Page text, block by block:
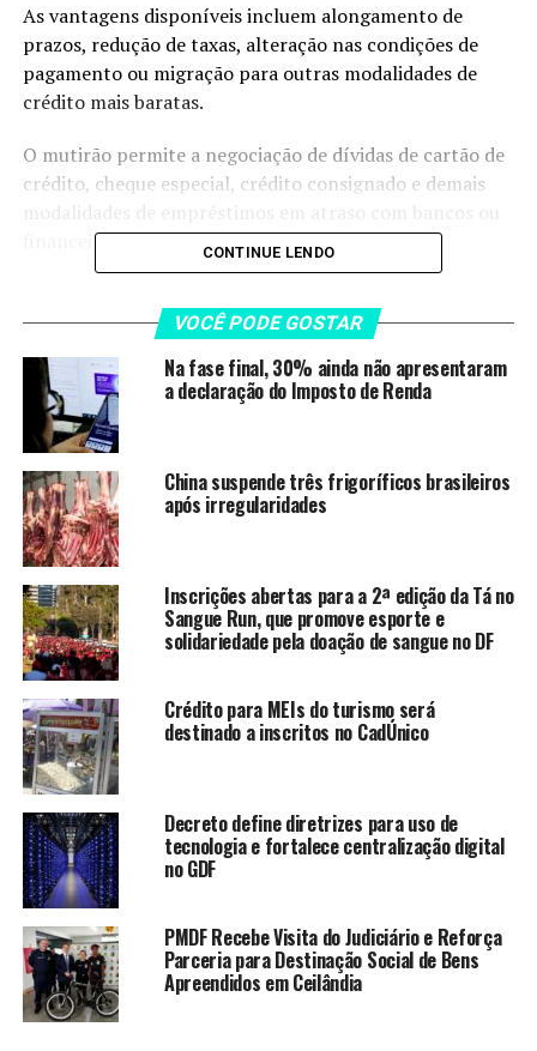
As vantagens disponíveis incluem alongamento de
prazos, redução de taxas, alteração nas condições de
pagamento ou migração para outras modalidades de
crédito mais baratas.
O mutirão permite a negociação de dívidas de cartão de
crédito, cheque especial, crédito consignado e demais
financeiras.
acordo com suas políticas de crédito. Não podem ser
incluídas no mutirão as dívidas que tenham bens dados
em garantia (como veículos, motocicletas e imóveis),
assim como dívidas prescritas.
>> Siga o canal dano WhatsApp
LEIA TAMBÉM
Na fase final, 30% ainda não
apresentaram a declaração do
Imposto de Renda
brasileiros após irregularidades
CadÚnico
Versão cidadã do Orçamento
2027 simplifica termos técnicos
Entenda o funcionamento do
cashback na restituição
automática do Imposto de Renda
CONTINUE LENDO
VOCÊ PODE GOSTAR
Na fase final, 30% ainda não apresentaram
a declaração do Imposto de Renda
China suspende três frigoríficos brasileiros
após irregularidades
Inscrições abertas para a 2ª edição da Tá no
Sangue Run, que promove esporte e
solidariedade pela doação de sangue no DF
Crédito para MEIs do turismo será
destinado a inscritos no CadÚnico
Decreto define diretrizes para uso de
tecnologia e fortalece centralização digital
no GDF
PMDF Recebe Visita do Judiciário e Reforça
Parceria para Destinação Social de Bens
Apreendidos em Ceilândia